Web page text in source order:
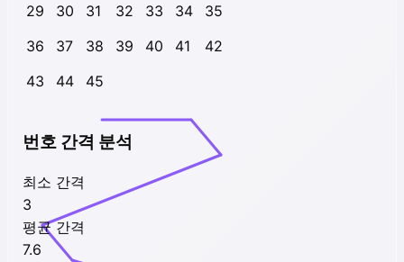
29
30 31 32 33 34
35
36
37 38 39 40 41
42
43
44 45
번호 간격 분석
최소 간격
3
평균 간격
7.6